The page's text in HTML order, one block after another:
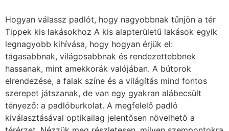
világos padló az egyik leghatékonyabb módja annak,
hogy egy helyiség nagyobbnak tűnjön. Miért működik?
Több fényt ver vissza Egységesebb, légiesebb hatást
kelt Kevésbé „zárja össze” a teret Ajánlott árnyalatok:
világos tölgy fehérített fa halvány szürke bézs,
homokszín Tipp: Ha a falak is világosak, a hatás még
erősebb lesz, mivel elmosódnak a határok. Nagyobb
lapok vagy szélesebb deszkák Sokan azt gondolják,
hogy kis helyre kis méretű burkolat való – ez azonban
pont fordítva van. Miért jobb a nagyobb méret?